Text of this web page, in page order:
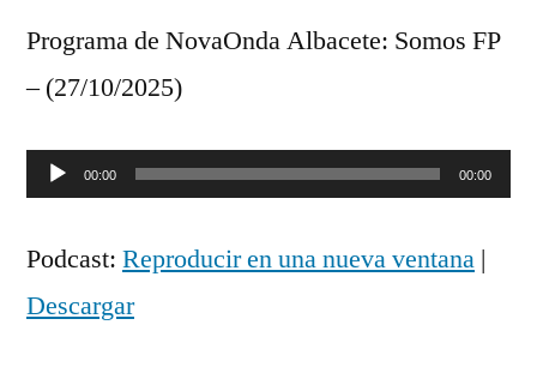
Programa de NovaOnda Albacete: Somos FP
– (27/10/2025)
Reproductor
audio
00:00 00:00
Podcast: Reproducir en una nueva ventana |
Descargar